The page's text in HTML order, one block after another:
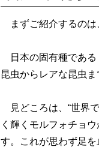
まずご紹介するのは
日本の固有種である
昆虫からレアな昆虫
見どころは、“世界
く輝くモルフォチョ
す。これが思わず足